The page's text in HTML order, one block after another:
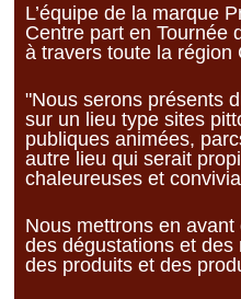
Loisirs
L’équipe de la marque
Centre part en Tournée
à travers toute la région
"Nous serons présents
sur un lieu type sites
publiques animées,
autre lieu qui serait
chaleureuses et
Nous mettrons en
des dégustations et
des produits et des